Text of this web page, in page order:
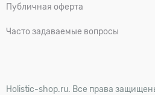
Публичная оферта
Часто задаваемые вопросы
Holistic-shop.ru. Все права